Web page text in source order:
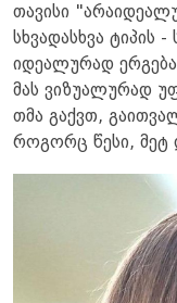
თავისი
სხვადასხვა ტიპის
იდეალურად
მას ვიზუალურად
თმა გაქვთ,
როგორც წესი, მეტ